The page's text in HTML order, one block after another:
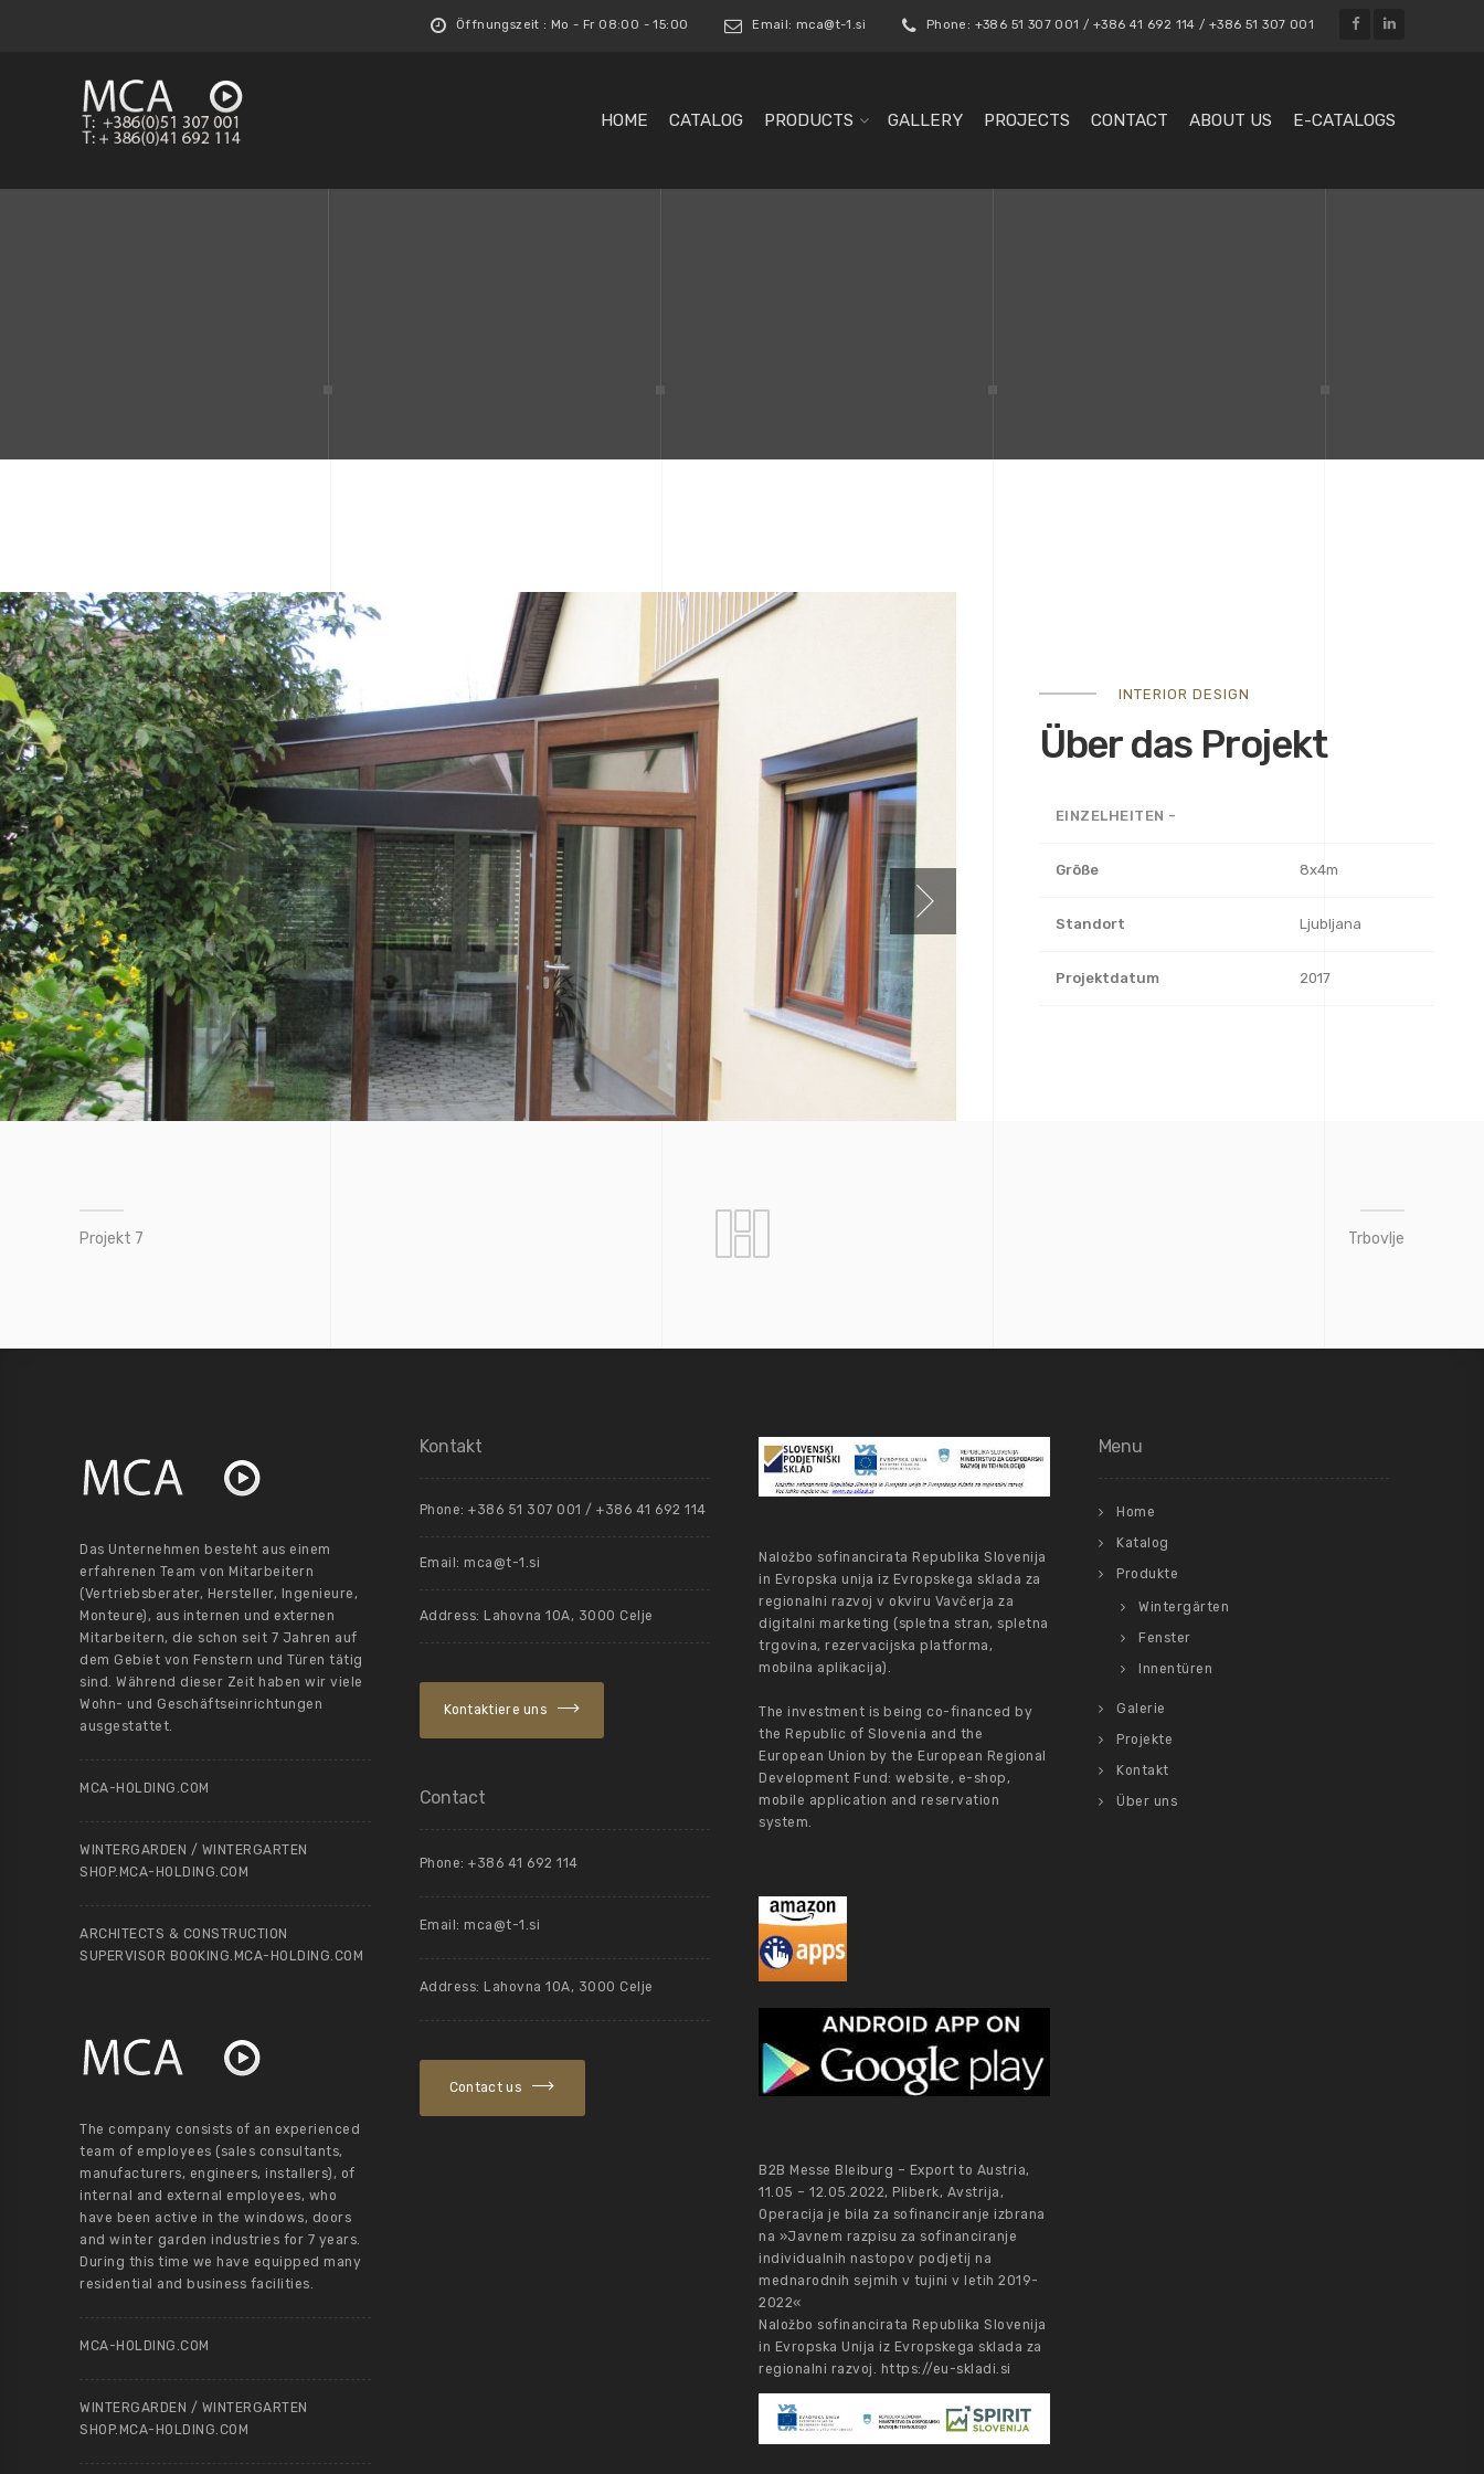
Öffnungszeit : Mo - Fr 08:00 - 15:00 Email: mca@t-1.si Phone: +386 51 307 001 / +386 41 692 114 / +386 51 307 001
HOME CATALOG PRODUCTS GALLERY PROJECTS CONTACT ABOUT US E-CATALOGS
INTERIOR DESIGN
Über das Projekt
EINZELHEITEN -
Größe 8x4m
Standort Ljubljana
Projektdatum 2017
Projekt 7 Trbovlje
Das Unternehmen besteht aus einem
erfahrenen Team von Mitarbeitern
(Vertriebsberater, Hersteller, Ingenieure,
Monteure), aus internen und externen
Mitarbeitern, die schon seit 7 Jahren auf
dem Gebiet von Fenstern und Türen tätig
sind. Während dieser Zeit haben wir viele
Wohn- und Geschäftseinrichtungen
ausgestattet.
MCA-HOLDING.COM
WINTERGARDEN / WINTERGARTEN
SHOP.MCA-HOLDING.COM
ARCHITECTS & CONSTRUCTION
SUPERVISOR BOOKING.MCA-HOLDING.COM
The company consists of an experienced
team of employees (sales consultants,
manufacturers, engineers, installers), of
internal and external employees, who
have been active in the windows, doors
and winter garden industries for 7 years.
During this time we have equipped many
residential and business facilities.
MCA-HOLDING.COM
WINTERGARDEN / WINTERGARTEN
SHOP.MCA-HOLDING.COM
Kontakt
Phone: +386 51 307 001 / +386 41 692 114
Email: mca@t-1.si
Address: Lahovna 10A, 3000 Celje
Kontaktiere uns
Contact
Phone: +386 41 692 114
Email: mca@t-1.si
Address: Lahovna 10A, 3000 Celje
Contact us
Naložbo sofinancirata Republika Slovenija
in Evropska unija iz Evropskega sklada za
regionalni razvoj v okviru Vavčerja za
digitalni marketing (spletna stran, spletna
trgovina, rezervacijska platforma,
mobilna aplikacija).
The investment is being co-financed by
the Republic of Slovenia and the
European Union by the European Regional
Development Fund: website, e-shop,
mobile application and reservation
system.
B2B Messe Bleiburg – Export to Austria,
11.05 – 12.05.2022, Pliberk, Avstrija,
Operacija je bila za sofinanciranje izbrana
na »Javnem razpisu za sofinanciranje
individualnih nastopov podjetij na
mednarodnih sejmih v tujini v letih 2019-
2022«
Naložbo sofinancirata Republika Slovenija
in Evropska Unija iz Evropskega sklada za
regionalni razvoj. https://eu-skladi.si
Menu
Home
Katalog
Produkte
Wintergärten
Fenster
Innentüren
Galerie
Projekte
Kontakt
Über uns